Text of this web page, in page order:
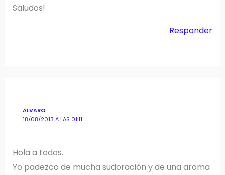
Saludos!
Responder
ALVARO
18/08/2013 A LAS 01:11
Hola a todos.
Yo padezco de mucha sudoración y de una aroma